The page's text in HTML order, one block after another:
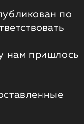
по
нам пришлось